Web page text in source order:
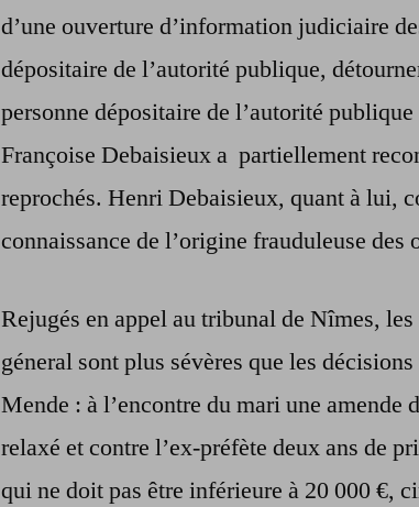
d’une ouverture d’information judiciaire
dépositaire de l’autorité publique,
personne dépositaire de l’autorité
Françoise Debaisieux a partiellement
reprochés. Henri Debaisieux, quant à lui,
connaissance de l’origine frauduleuse des
Rejugés en appel au tribunal de Nîmes,
géneral sont plus sévères que les
Mende : à l’encontre du mari une amende
relaxé et contre l’ex-préfète deux ans de
qui ne doit pas être inférieure à 20 000 €,